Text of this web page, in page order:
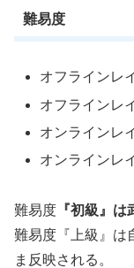
難易度
オフラインレ
オフラインレ
オンラインレ
オンラインレ
難易度 『初級』
難易度『上級』は
ま反映される。